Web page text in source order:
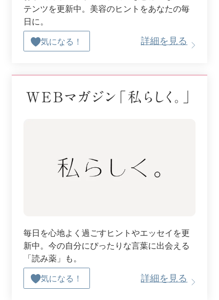
テンツを更新中。美容のヒントをあなたの毎
日に。
気になる！ 詳細を見る
WEBマガジン「私らしく。」
毎日を心地よく過ごすヒントやエッセイを更
新中。今の自分にぴったりな言葉に出会える
「読み薬」も。
気になる！ 詳細を見る